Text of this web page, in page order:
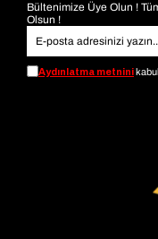
Bültenimize Üye Olun !
Olsun !
Aydınlatma metnini